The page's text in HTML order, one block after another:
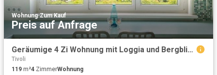
Wohnung·Zum Kauf
Preis auf Anfrage
Geräumige 4 Zi Wohnung mit Loggia und Bergblick in Innsbruck
Tivoli
119 m²4 ZimmerWohnung